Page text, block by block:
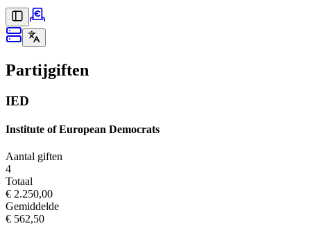
Partijgiften
IED
Institute of European Democrats
Aantal giften
4
Totaal
€ 2.250,00
Gemiddelde
€ 562,50